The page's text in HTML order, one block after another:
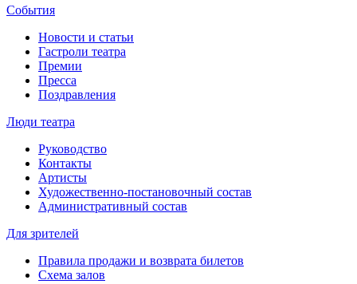
События
Новости и статьи
Гастроли театра
Премии
Пресса
Поздравления
Люди театра
Руководство
Контакты
Артисты
Художественно-постановочный состав
Административный состав
Для зрителей
Правила продажи и возврата билетов
Схема залов